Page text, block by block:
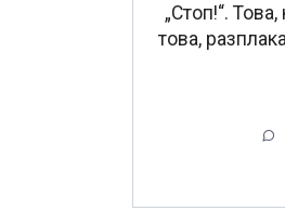
„Стоп!“.
това,